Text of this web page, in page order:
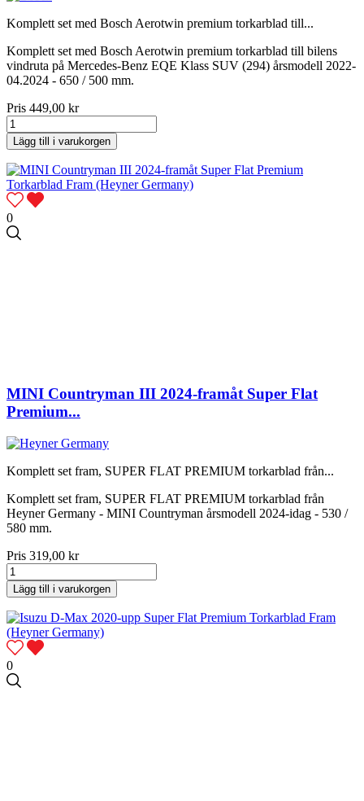
Komplett set med Bosch Aerotwin premium torkarblad till...
Komplett set med Bosch Aerotwin premium torkarblad till bilens
vindruta på Mercedes-Benz EQE Klass SUV (294) årsmodell 2022-
04.2024 - 650 / 500 mm.
Pris 449,00 kr
Lägg till i varukorgen
0
MINI Countryman III 2024-framåt Super Flat
Premium...
Komplett set fram, SUPER FLAT PREMIUM torkarblad från...
Komplett set fram, SUPER FLAT PREMIUM torkarblad från
Heyner Germany - MINI Countryman årsmodell 2024-idag - 530 /
580 mm.
Pris 319,00 kr
Lägg till i varukorgen
0